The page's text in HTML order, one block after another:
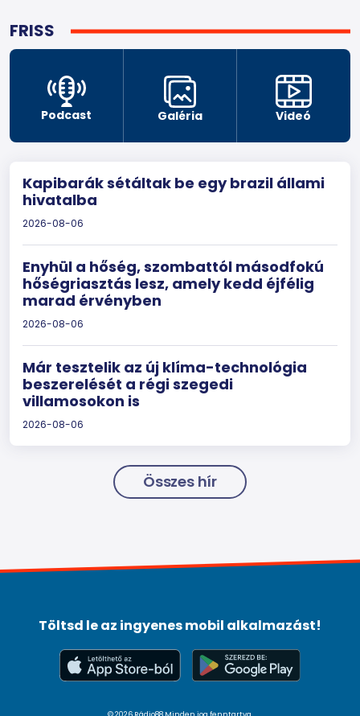
FRISS
Podcast Galéria Videó
Kapibarák sétáltak be egy brazil állami
hivatalba
2026-08-06
Enyhül a hőség, szombattól másodfokú
hőségriasztás lesz, amely kedd éjfélig
marad érvényben
2026-08-06
Már tesztelik az új klíma-technológia
beszerelését a régi szegedi
villamosokon is
2026-08-06
Összes hír
Töltsd le az ingyenes mobil alkalmazást!